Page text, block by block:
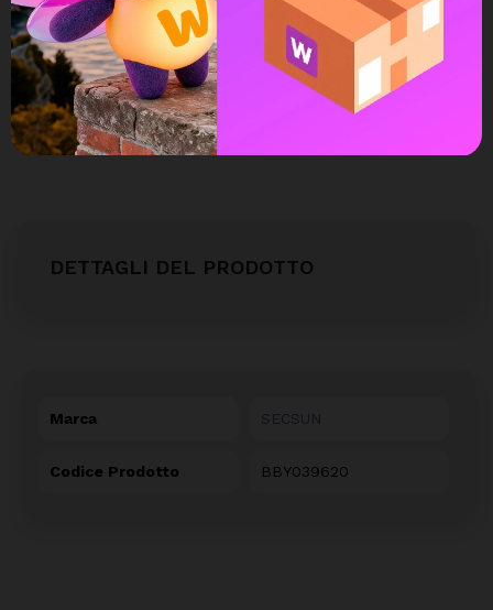
Spedizione express veloce
Possibilità di reso e rimborso
DETTAGLI DEL PRODOTTO
Marca SECSUN
Codice Prodotto BBY039620